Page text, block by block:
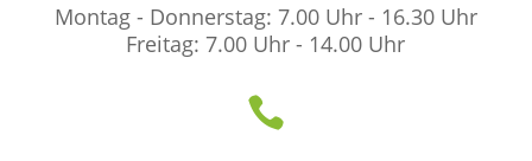
Montag - Donnerstag: 7.00 Uhr - 16.30 Uhr
Freitag: 7.00 Uhr - 14.00 Uhr
